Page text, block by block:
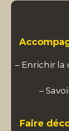
– Enrichir la
–
Faire